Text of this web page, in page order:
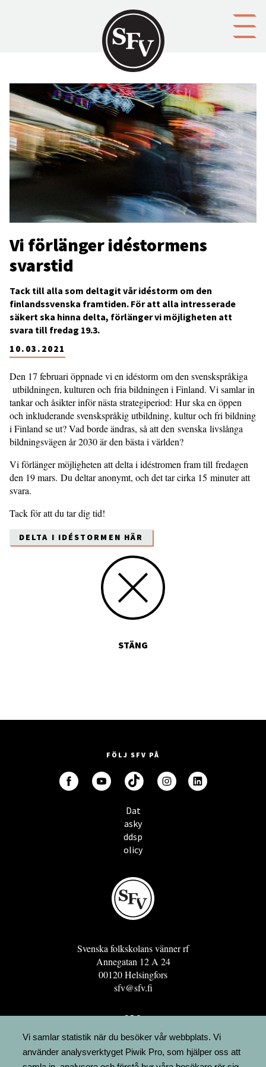
Vi förlänger idéstormens
svarstid
10.03.2021
Tack till alla som deltagit vår idéstorm om den
finlandssvenska framtiden. För att alla intresserade
säkert ska hinna delta, förlänger vi möjligheten att
svara till fredag 19.3.
Den 17 februari öppnade vi en idéstorm om den svenskspråkiga
utbildningen, kulturen och fria bildningen i Finland. Vi samlar in
tankar och åsikter inför nästa strategiperiod: Hur ska en öppen
och inkluderande svenskspråkig utbildning, kultur och fri bildning
i Finland se ut? Vad borde ändras, så att den svenska livslånga
bildningsvägen år 2030 är den bästa i världen?
Vi förlänger möjligheten att delta i idéstromen fram till fredagen
den 19 mars. Du deltar anonymt, och det tar cirka 15 minuter att
svara.
Tack för att du tar dig tid!
DELTA I IDÉSTORMEN HÄR
STÄNG
FÖLJ SFV PÅ
Dat
asky
ddsp
olicy
Svenska folkskolans vänner rf
Annegatan 12 A 24
00120 Helsingfors
sfv@sfv.fi
GRO
FÖRENINGSRESURSEN
MINNESRUNOR.FI
Vi samlar statistik när du besöker vår webbplats. Vi
använder analysverktyget Piwik Pro, som hjälper oss att